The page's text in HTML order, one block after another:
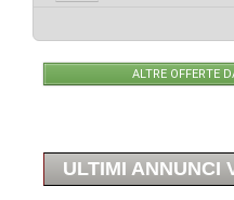
ALTRE OFFERTE
ULTIMI ANNUNCI